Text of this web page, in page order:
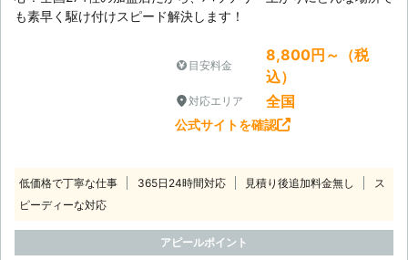
も素早く駆け付けスピード解決します！
目安料金
8,800円～（税
込）
対応エリア 全国
公式サイトを確認
低価格で丁寧な仕事 365日24時間対応 見積り後追加料金無し
ス
ピーディーな対応
アピールポイント